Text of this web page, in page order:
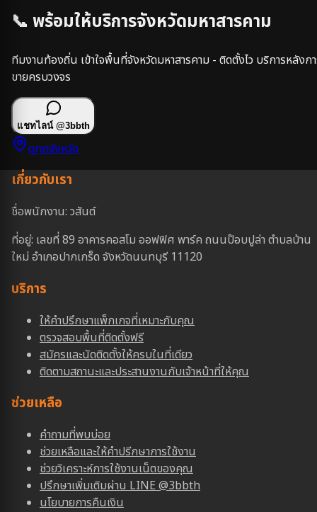
📞 พร้อมให้บริการจังหวัดมหาสารคาม
ทีมงานท้องถิ่น เข้าใจพื้นที่จังหวัดมหาสารคาม - ติดตั้งไว บริการหลังก
ขายครบวงจร
แชทไลน์ @3bbth
ดูทุกจังหวัด
เกี่ยวกับเรา
ชื่อพนักงาน: วสันต์
ที่อยู่: เลขที่ 89 อาคารคอสโม ออฟฟิศ พาร์ค ถนนป๊อบปูล่า ตำบลบ้าน
ใหม่ อำเภอปากเกร็ด จังหวัดนนทบุรี 11120
บริการ
ให้คำปรึกษาแพ็กเกจที่เหมาะกับคุณ
ตรวจสอบพื้นที่ติดตั้งฟรี
สมัครและนัดติดตั้งให้ครบในที่เดียว
ติดตามสถานะและประสานงานกับเจ้าหน้าที่ให้คุณ
ช่วยเหลือ
คำถามที่พบบ่อย
ช่วยเหลือและให้คำปรีกษาการใช้งาน
ช่วยวิเคราะห์การใช้งานเน็ตของคุณ
ปรึกษาเพิ่มเติมผ่าน LINE @3bbth
นโยบายการคืนเงิน